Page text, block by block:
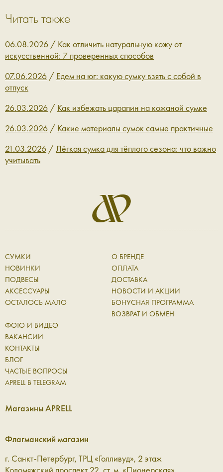
Читать также
06.08.2026 / Как отличить натуральную кожу от
искусственной: 7 проверенных способов
07.06.2026 / Едем на юг: какую сумку взять с собой в
отпуск
26.03.2026 / Как избежать царапин на кожаной сумке
26.03.2026 / Какие материалы сумок самые практичные
21.03.2026 / Лёгкая сумка для тёплого сезона: что важно
учитывать
СУМКИ
НОВИНКИ
ПОДВЕСЫ
АКСЕССУАРЫ
ОСТАЛОСЬ МАЛО
О БРЕНДЕ
ОПЛАТА
ДОСТАВКА
НОВОСТИ И АКЦИИ
БОНУСНАЯ ПРОГРАММА
ВОЗВРАТ И ОБМЕН
ФОТО И ВИДЕО
ВАКАНСИИ
КОНТАКТЫ
БЛОГ
ЧАСТЫЕ ВОПРОСЫ
APRELL В TELEGRAM
Магазины APRELL
Флагманский магазин
г. Санкт-Петербург, ТРЦ «Голливуд», 2 этаж
Коломяжский проспект 22, ст. м. «Пионерская»